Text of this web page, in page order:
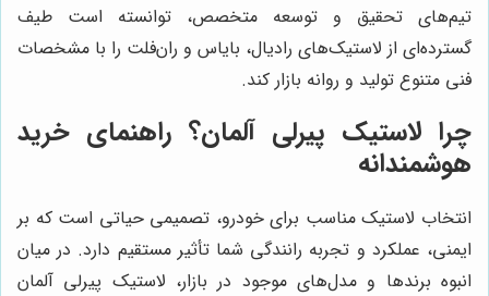
تیم‌های تحقیق و توسعه متخصص، توانسته است طیف
گسترده‌ای از لاستیک‌های رادیال، بایاس و ران‌فلت را با مشخصات
فنی متنوع تولید و روانه بازار کند.
چرا لاستیک پیرلی آلمان؟ راهنمای خرید
هوشمندانه
انتخاب لاستیک مناسب برای خودرو، تصمیمی حیاتی است که بر
ایمنی، عملکرد و تجربه رانندگی شما تأثیر مستقیم دارد. در میان
انبوه برندها و مدل‌های موجود در بازار، لاستیک پیرلی آلمان